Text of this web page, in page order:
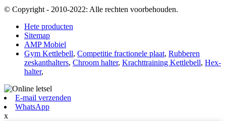
© Copyright - 2010-2022: Alle rechten voorbehouden.
Hete producten
Sitemap
AMP Mobiel
Gym Kettlebell, Competitie fractionele plaat, Rubberen
zeskanthalters, Chroom halter, Krachttraining Kettlebell, Hex-
halter,
E-mail verzenden
WhatsApp
x